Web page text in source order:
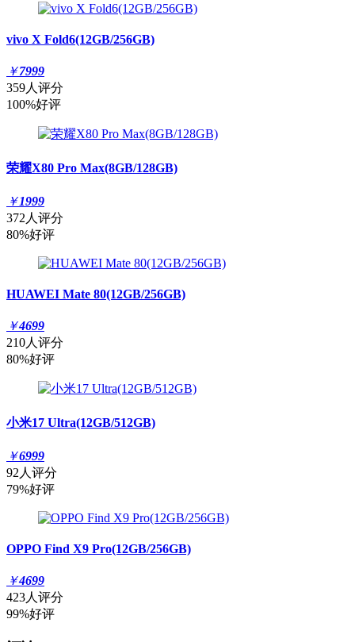
vivo X Fold6(12GB/256GB)
￥7999
359人评分
100%好评
荣耀X80 Pro Max(8GB/128GB)
￥1999
372人评分
80%好评
HUAWEI Mate 80(12GB/256GB)
￥4699
210人评分
80%好评
小米17 Ultra(12GB/512GB)
￥6999
92人评分
79%好评
OPPO Find X9 Pro(12GB/256GB)
￥4699
423人评分
99%好评